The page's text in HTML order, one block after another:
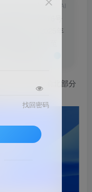
AI
星光大道116号
水工程，2025年
山樾小区81至
提前储水。
年】重庆市渝北部分
找回密码